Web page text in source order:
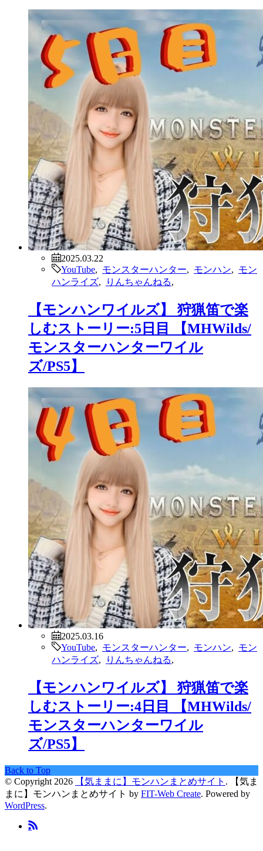
2025.03.22
YouTube
モンスターハンター モンハン
モン
ハンライズ
りんちゃんねる
【モンハンワイルズ】 狩猟笛で楽
しむストーリー:5日目 【MHWilds/
モンスターハンターワイル
ズ/PS5】
2025.03.16
YouTube
モンスターハンター モンハン
モン
ハンライズ
りんちゃんねる
【モンハンワイルズ】 狩猟笛で楽
しむストーリー:4日目 【MHWilds/
モンスターハンターワイル
ズ/PS5】
Back to Top
© Copyright 2026
【気ままに】モンハンまとめサイト .
【気ま
まに】モンハンまとめサイト by FIT-Web Create. Powered by
WordPress.